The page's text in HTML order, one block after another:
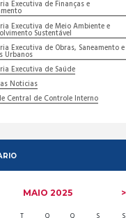
Executiva de Finanças e
Executiva de Meio Ambiente e
Sustentável
Executiva de Obras, Saneamento e
Urbanos
Executiva de Saúde
Noticias
Central de Controle Interno
MAIO2025